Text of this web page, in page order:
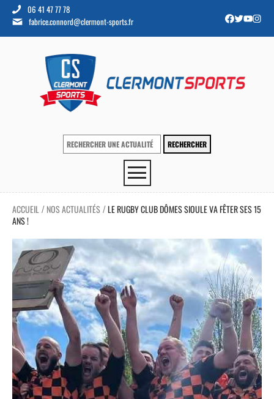
06 41 47 77 78
fabrice.connord@clermont-sports.fr
ACCUEIL / NOS ACTUALITÉS /LE RUGBY CLUB DÔMES SIOULE VA FÊTER SES 15
ANS !